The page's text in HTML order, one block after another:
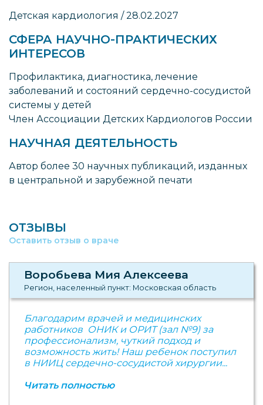
Детская кардиология / 28.02.2027
СФЕРА НАУЧНО-ПРАКТИЧЕСКИХ
ИНТЕРЕСОВ
Профилактика, диагностика, лечение
заболеваний и состояний сердечно-сосудистой
системы у детей
Член Ассоциации Детских Кардиологов России
НАУЧНАЯ ДЕЯТЕЛЬНОСТЬ
Автор более 30 научных публикаций, изданных
в центральной и зарубежной печати
ОТЗЫВЫ
Оставить отзыв о враче
Воробьева Мия Алексеева
Регион, населенный пункт: Московская область
Благодарим врачей и медицинских
работников ОНИК и ОРИТ (зал №9) за
профессионализм, чуткий подход и
возможность жить! Наш ребенок поступил
в НИИЦ сердечно-сосудистой хирургии...
Читать полностью